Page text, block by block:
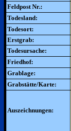
Feldpost Nr.:
Todesland:
Todesort:
Erstgrab:
Todesursache:
Friedhof:
Grablage:
Grabstätte/Karte:
Auszeichnungen: